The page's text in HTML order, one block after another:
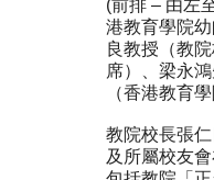
(前排 – 由左
港教育學院
良教授（教
席）、梁永
（香港教育
教院校長張
及所屬校友